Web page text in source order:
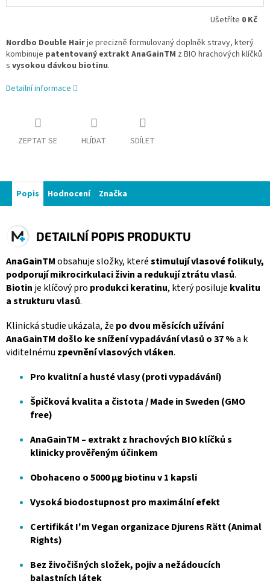
Ušetříte 0 Kč
Nordbo Double Hairje precizně formulovaný doplněk stravy, který
kombinuje patentovaný extrakt AnaGainTM z BIO hrachových klíčků
s vysokou dávkou biotinu.
Detailní informace
ZEPTAT SE HLÍDAT SDÍLET
Popis Hodnocení Značka
DETAILNÍ POPIS PRODUKTU
AnaGainTMobsahuje složky, kteréstimulují vlasové folikuly,
podporují mikrocirkulaci živin a redukují ztrátu vlasů.
Biotin je klíčový pro produkci keratinu, který posiluje kvalitu
a strukturu vlasů.
Klinická studie ukázala, že po dvou měsících užívání
AnaGainTM došlo ke snížení vypadávání vlasů o 37 %a k
viditelnému zpevnění vlasových vláken.
Pro kvalitní a husté vlasy (proti vypadávání)
Špičková kvalita a čistota / Made in Sweden (GMO
free)
AnaGainTM – extrakt z hrachových BIO klíčků s
klinicky prověřeným účinkem
Obohaceno o 5000 µg biotinu v 1 kapsli
Vysoká biodostupnost pro maximální efekt
Certifikát I'm Vegan organizace Djurens Rätt (Animal
Rights)
Bez živočišných složek, pojiv a nežádoucích
balastních látek